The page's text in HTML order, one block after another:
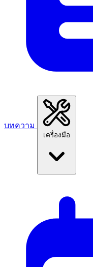
บทความ
เครื่องมือ